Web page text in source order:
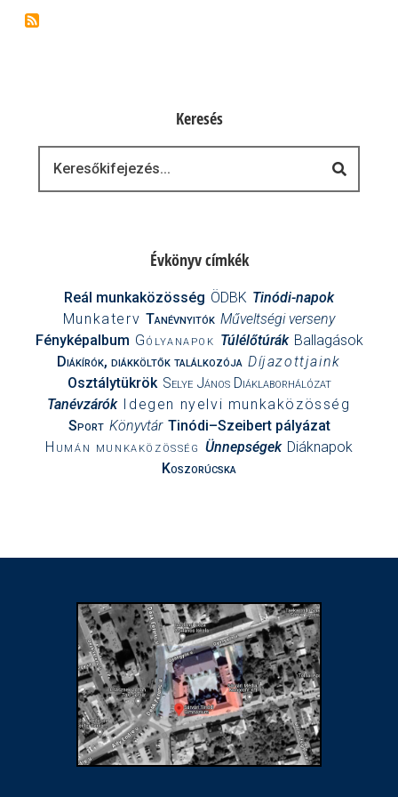
Keresés
Évkönyv címkék
Reál munkaközösség ÖDBK Tinódi-napok
Munkaterv Tanévnyitók Műveltségi verseny
Fényképalbum Gólyanapok Túlélőtúrák Ballagások
Diákírók, diákköltők találkozója Díjazottjaink
Osztálytükrök Selye János Diáklaborhálózat
Tanévzárók
Idegen nyelvi munkaközösség
Sport Könyvtár Tinódi–Szeibert pályázat
Humán munkaközösség Ünnepségek Diáknapok
Koszorúcska